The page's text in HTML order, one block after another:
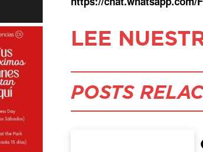
LEE
POSTS